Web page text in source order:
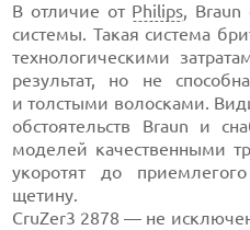
В отличие от Philips, Braun
системы. Такая система
технологическими
результат, но не
и толстыми волосками.
обстоятельств Braun и
моделей качественными
укоротят до
щетину.
CruZer3 2878 — не